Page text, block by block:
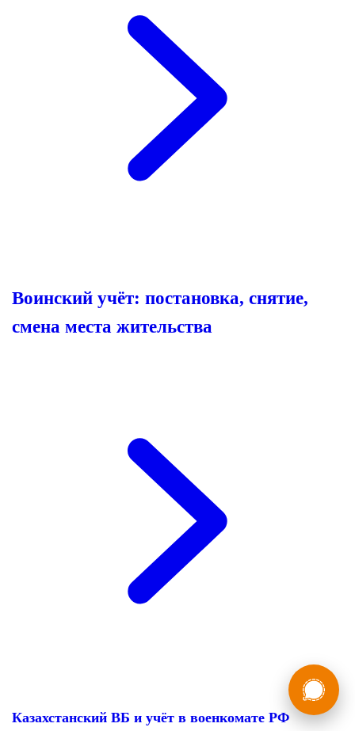
Воинский учёт: постановка, снятие,
смена места жительства
Казахстанский ВБ и учёт в военкомате РФ
консультация